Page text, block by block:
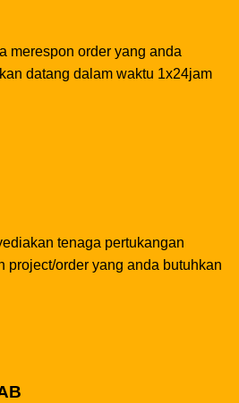
merespon order yang anda
datang dalam waktu 1x24jam
tenaga pertukangan
project/order yang anda butuhkan